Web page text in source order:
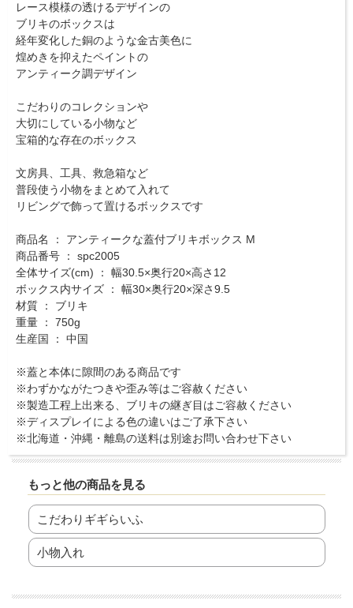
レース模様の透けるデザインの
ブリキのボックスは
経年変化した銅のような金古美色に
煌めきを抑えたペイントの
アンティーク調デザイン
こだわりのコレクションや
大切にしている小物など
宝箱的な存在のボックス
文房具、工具、救急箱など
普段使う小物をまとめて入れて
リビングで飾って置けるボックスです
商品名 ： アンティークな蓋付ブリキボックス M
商品番号 ： spc2005
全体サイズ(cm) ： 幅30.5×奥行20×高さ12
ボックス内サイズ ： 幅30×奥行20×深さ9.5
材質 ： ブリキ
重量 ： 750g
生産国 ： 中国
※蓋と本体に隙間のある商品です
※わずかながたつきや歪み等はご容赦ください
※製造工程上出来る、ブリキの継ぎ目はご容赦ください
※ディスプレイによる色の違いはご了承下さい
※北海道・沖縄・離島の送料は別途お問い合わせ下さい
もっと他の商品を見る
こだわりギギらいふ
小物入れ